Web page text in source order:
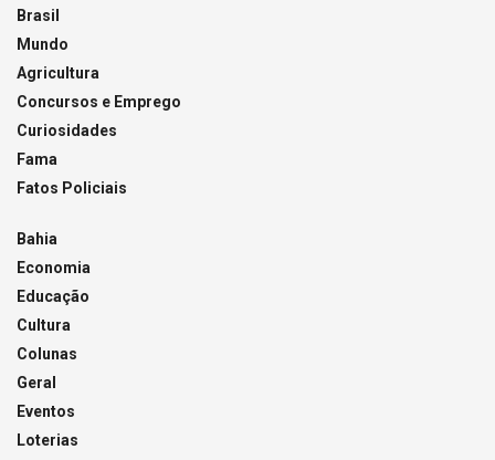
Brasil
Mundo
Agricultura
Concursos e Emprego
Curiosidades
Fama
Fatos Policiais
Bahia
Economia
Educação
Cultura
Colunas
Geral
Eventos
Loterias